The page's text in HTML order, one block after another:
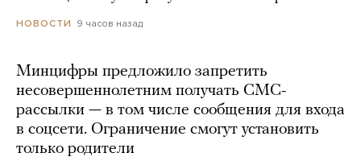
НОВОСТИ 9 часов назад
Минцифры предложило запретить
несовершеннолетним получать СМС-
рассылки — в том числе сообщения для входа
в соцсети. Ограничение смогут установить
только родители